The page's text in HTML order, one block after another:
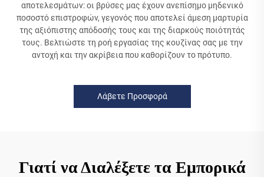
αποτελεσμάτων: οι βρύσες μας έχουν ανεπίσημο μηδενικό
ποσοστό επιστροφών, γεγονός που αποτελεί άμεση μαρτυρία
της αξιόπιστης απόδοσής τους και της διαρκούς ποιότητάς
τους. Βελτιώστε τη ροή εργασίας της κουζίνας σας με την
αντοχή και την ακρίβεια που καθορίζουν το πρότυπο.
Λάβετε Προσφορά
Γιατί να Διαλέξετε τα Εμπορικά